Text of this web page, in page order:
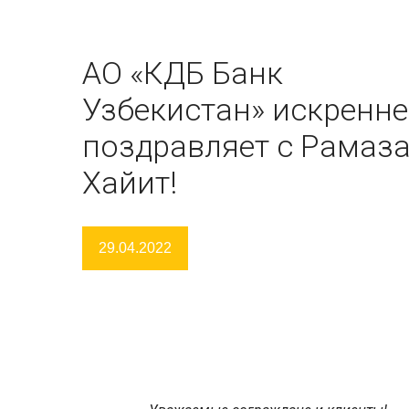
АО «КДБ Банк
Узбекистан» искренне
поздравляет с
Хайит!
29.04.2022